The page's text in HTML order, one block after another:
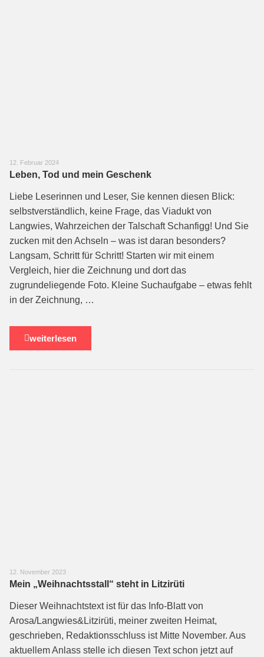
12. Februar 2024
Leben, Tod und mein Geschenk
Liebe Leserinnen und Leser, Sie kennen diesen Blick:
selbstverständlich, keine Frage, das Viadukt von
Langwies, Wahrzeichen der Talschaft Schanfigg! Und Sie
zucken mit den Achseln – was ist daran besonders?
Langsam, Schritt für Schritt! Starten wir mit einem
Vergleich, hier die Zeichnung und dort das
zugrundeliegende Foto. Kleine Suchaufgabe – etwas fehlt
in der Zeichnung, …
weiterlesen
12. November 2023
Mein „Weihnachtsstall“ steht in Litzirüti
Dieser Weihnachtstext ist für das Info-Blatt von
Arosa/Langwies&Litzirüti, meiner zweiten Heimat,
geschrieben, Redaktionsschluss ist Mitte November. Aus
aktuellem Anlass stelle ich diesen Text schon jetzt auf